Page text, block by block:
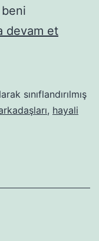
devam etGerçek
geldi,
bi
bastı!
sınıflandırılmış
, hayali